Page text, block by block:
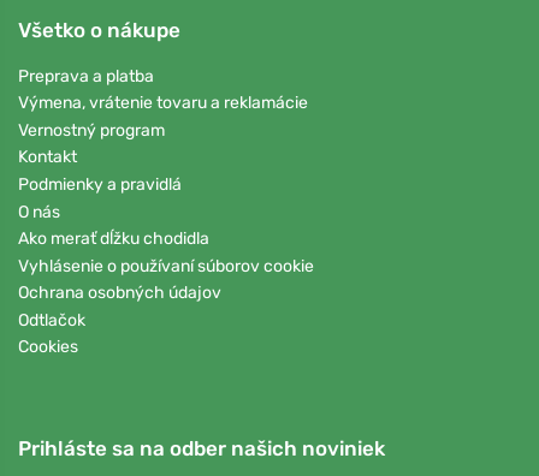
Všetko o nákupe
Preprava a platba
Výmena, vrátenie tovaru a reklamácie
Vernostný program
Kontakt
Podmienky a pravidlá
O nás
Ako merať dĺžku chodidla
Vyhlásenie o používaní súborov cookie
Ochrana osobných údajov
Odtlačok
Cookies
Prihláste sa na odber našich noviniek